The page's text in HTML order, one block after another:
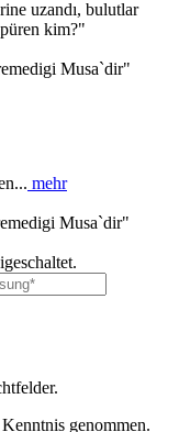
uzandı, bulutlar
kim?"
Musa`dir"
mehr
Musa`dir"
genommen.